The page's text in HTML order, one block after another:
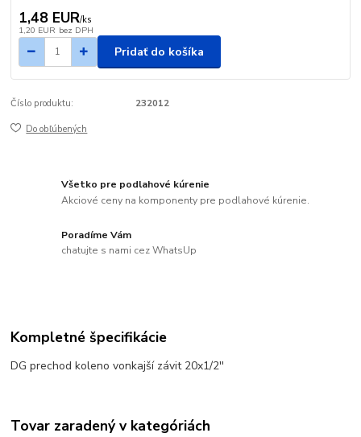
1,48 EUR/ks
1,20 EUR bez DPH
Pridať do košíka
Číslo produktu: 232012
Do obľúbených
Všetko pre podlahové kúrenie
Akciové ceny na komponenty pre podlahové kúrenie.
Poradíme Vám
chatujte s nami cez WhatsUp
Kompletné špecifikácie
DG prechod koleno vonkajší závit 20x1/2''
Tovar zaradený v kategóriách